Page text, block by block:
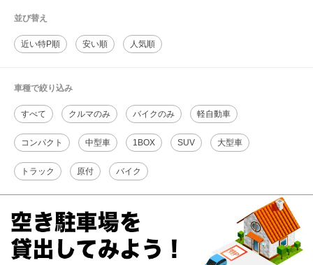
並び替え
近い特P順 安い順 人気順
車種で絞り込み
すべて クルマのみ バイクのみ 軽自動車
コンパクト 中型車 1BOX SUV 大型車
トラック 原付 バイク